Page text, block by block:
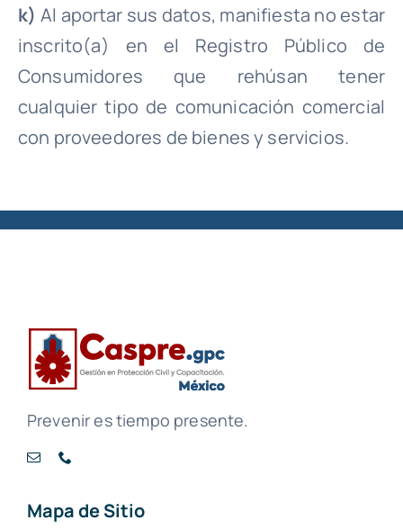
k) Al aportar sus datos, manifiesta no estar
inscrito(a) en el Registro Público de
Consumidores que rehúsan tener
cualquier tipo de comunicación comercial
con proveedores de bienes y servicios.
Prevenir es tiempo presente.
Mapa de Sitio